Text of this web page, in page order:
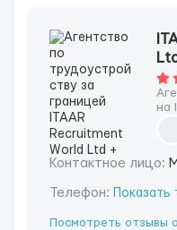
на
Контактное лицо:
Телефон:
Посмотреть